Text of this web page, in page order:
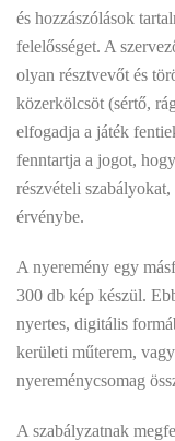
és hozzászólások
felelősséget. A
olyan résztvevőt és
közerkölcsöt (sértő,
elfogadja a játék
fenntartja a jogot,
részvételi
érvénybe.
A nyeremény egy
300 db kép készül.
nyertes, digitális
kerületi műterem,
nyereménycsomag
A szabályzatnak